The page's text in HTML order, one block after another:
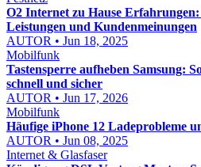
O2 Internet zu Hause
Leistungen und Kundenmeinungen
AUTOR • Jun 18, 2025
Mobilfunk
Tastensperre aufheben Samsung:
schnell und sicher
AUTOR • Jun 17, 2026
Mobilfunk
Häufige iPhone 12 Ladeprobleme
AUTOR • Jun 08, 2025
Internet & Glasfaser